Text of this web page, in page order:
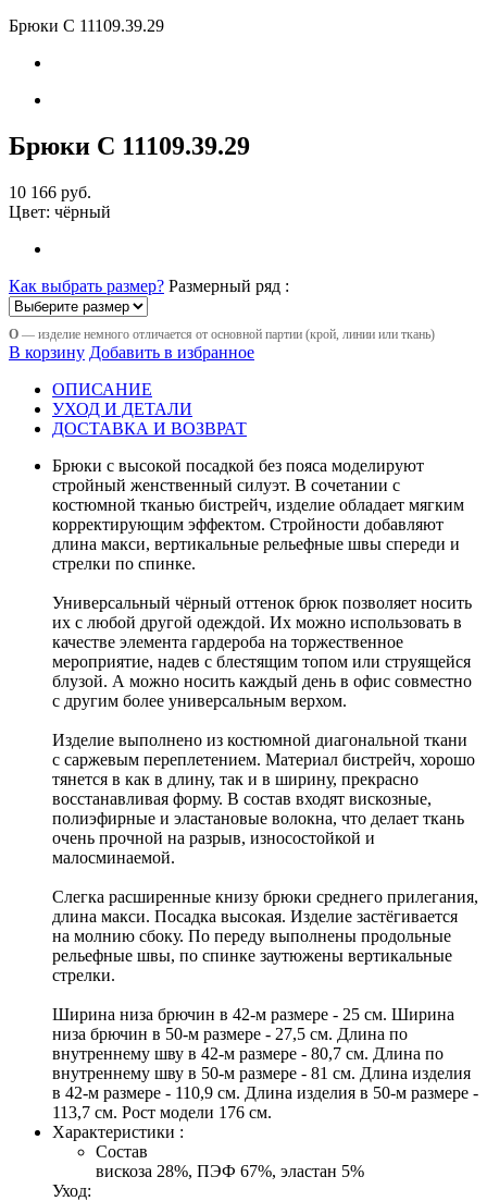
Брюки С 11109.39.29
Брюки С 11109.39.29
10 166 руб.
Цвет: чёрный
Как выбрать размер? Размерный ряд :
О — изделие немного отличается от основной партии (крой, линии или ткань)
В корзину Добавить в избранное
ОПИСАНИЕ
УХОД И ДЕТАЛИ
ДОСТАВКА И ВОЗВРАТ
Брюки с высокой посадкой без пояса моделируют
стройный женственный силуэт. В сочетании с
костюмной тканью бистрейч, изделие обладает мягким
корректирующим эффектом. Стройности добавляют
длина макси, вертикальные рельефные швы спереди и
стрелки по спинке.
Универсальный чёрный оттенок брюк позволяет носить
их с любой другой одеждой. Их можно использовать в
качестве элемента гардероба на торжественное
мероприятие, надев с блестящим топом или струящейся
блузой. А можно носить каждый день в офис совместно
с другим более универсальным верхом.
Изделие выполнено из костюмной диагональной ткани
с саржевым переплетением. Материал бистрейч, хорошо
тянется в как в длину, так и в ширину, прекрасно
восстанавливая форму. В состав входят вискозные,
полиэфирные и эластановые волокна, что делает ткань
очень прочной на разрыв, износостойкой и
малосминаемой.
Слегка расширенные книзу брюки среднего прилегания,
длина макси. Посадка высокая. Изделие застёгивается
на молнию сбоку. По переду выполнены продольные
рельефные швы, по спинке заутюжены вертикальные
стрелки.
Ширина низа брючин в 42-м размере - 25 см. Ширина
низа брючин в 50-м размере - 27,5 см. Длина по
внутреннему шву в 42-м размере - 80,7 см. Длина по
внутреннему шву в 50-м размере - 81 см. Длина изделия
в 42-м размере - 110,9 см. Длина изделия в 50-м размере -
113,7 см. Рост модели 176 см.
Характеристики :
Состав
вискоза 28%, ПЭФ 67%, эластан 5%
Уход: